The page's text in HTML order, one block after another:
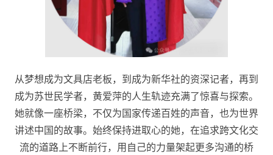
从梦想成为文具店老板，到成为新华社的资深记者，再到
成为苏世民学者，黄爱萍的人生轨迹充满了惊喜与探索。
她就像一座桥梁，不仅为国家传递百姓的声音，也为世界
讲述中国的故事。始终保持进取心的她，在追求跨文化交
流的道路上不断前行，用自己的力量架起更多沟通的桥